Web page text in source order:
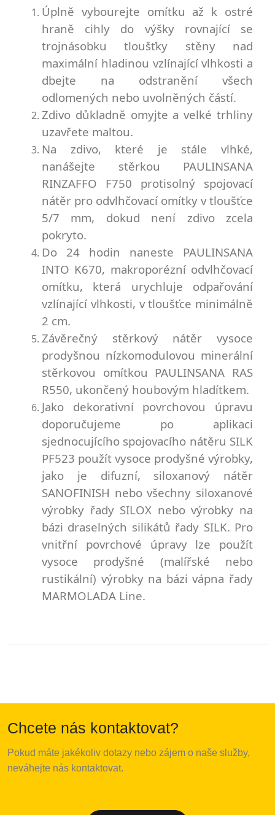
Úplně vybourejte omítku až k ostré
hraně cihly do výšky rovnající se
trojnásobku tloušťky stěny nad
maximální hladinou vzlínající vlhkosti a
dbejte na odstranění všech
odlomených nebo uvolněných částí.
Zdivo důkladně omyjte a velké trhliny
uzavřete maltou.
Na zdivo, které je stále vlhké,
nanášejte stěrkou PAULINSANA
RINZAFFO F750 protisolný spojovací
nátěr pro odvlhčovací omítky v tloušťce
5/7 mm, dokud není zdivo zcela
pokryto.
Do 24 hodin naneste PAULINSANA
INTO K670, makroporézní odvlhčovací
omítku, která urychluje odpařování
vzlínající vlhkosti, v tloušťce minimálně
2 cm.
Závěrečný stěrkový nátěr vysoce
prodyšnou nízkomodulovou minerální
stěrkovou omítkou PAULINSANA RAS
R550, ukončený houbovým hladítkem.
Jako dekorativní povrchovou úpravu
doporučujeme po aplikaci
sjednocujícího spojovacího nátěru SILK
PF523 použít vysoce prodyšné výrobky,
jako je difuzní, siloxanový nátěr
SANOFINISH nebo všechny siloxanové
výrobky řady SILOX nebo výrobky na
bázi draselných silikátů řady SILK. Pro
vnitřní povrchové úpravy lze použít
vysoce prodyšné (malířské nebo
rustikální) výrobky na bázi vápna řady
MARMOLADA Line.
Chcete nás kontaktovat?
Pokud máte jakékoliv dotazy nebo zájem o naše služby,
neváhejte nás kontaktovat.